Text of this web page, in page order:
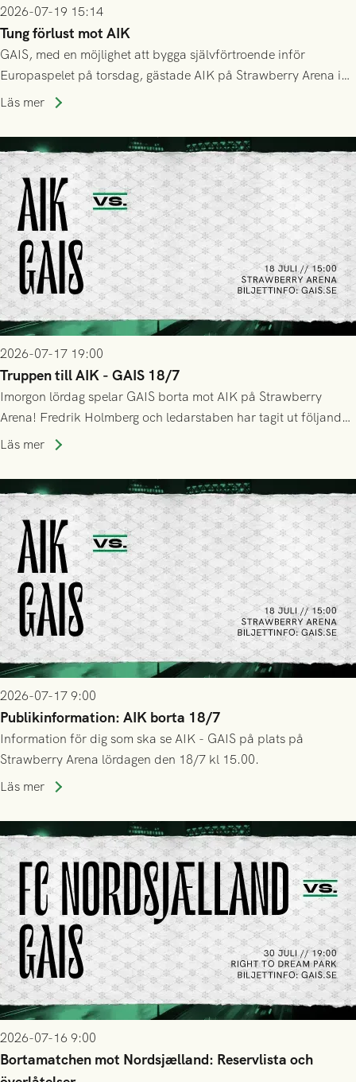
2026-07-19 15:14
Tung förlust mot AIK
GAIS, med en möjlighet att bygga självförtroende inför
Europaspelet på torsdag, gästade AIK på Strawberry Arena i
Stockholm . Men trots konstant hotande i första halvlek av
lyckades få in 2-0.
Läs mer
2026-07-17 19:00
Truppen till AIK - GAIS 18/7
Imorgon lördag spelar GAIS borta mot AIK på Strawberry
Arena! Fredrik Holmberg och ledarstaben har tagit ut följande
trupp till matchen:
Läs mer
2026-07-17 9:00
Publikinformation: AIK borta 18/7
Information för dig som ska se AIK - GAIS på plats på
Strawberry Arena lördagen den 18/7 kl 15.00.
Läs mer
2026-07-16 9:00
Bortamatchen mot Nordsjælland: Reservlista och